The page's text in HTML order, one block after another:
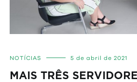
NOTÍCIAS 5 de abril de 2021
MAIS TRÊS